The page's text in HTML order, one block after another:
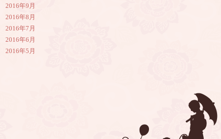
2016年9月
2016年8月
2016年7月
2016年6月
2016年5月